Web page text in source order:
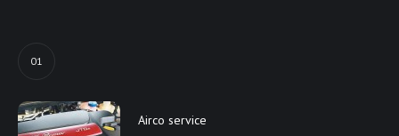
01
Airco service